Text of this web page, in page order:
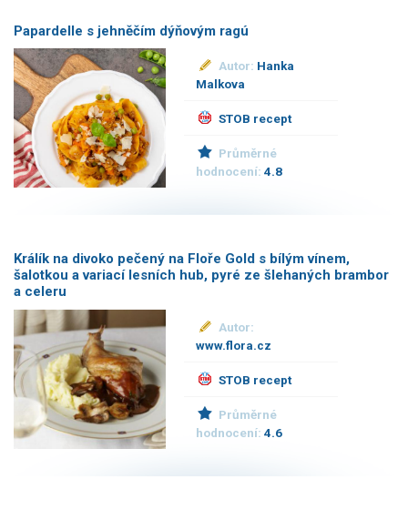
Papardelle s jehněčím dýňovým ragú
Autor: Hanka
Malkova
STOB recept
Průměrné
hodnocení:4.8
Králík na divoko pečený na Floře Gold s bílým vínem,
šalotkou a variací lesních hub, pyré ze šlehaných brambor
a celeru
Autor:
www.flora.cz
STOB recept
Průměrné
hodnocení:4.6